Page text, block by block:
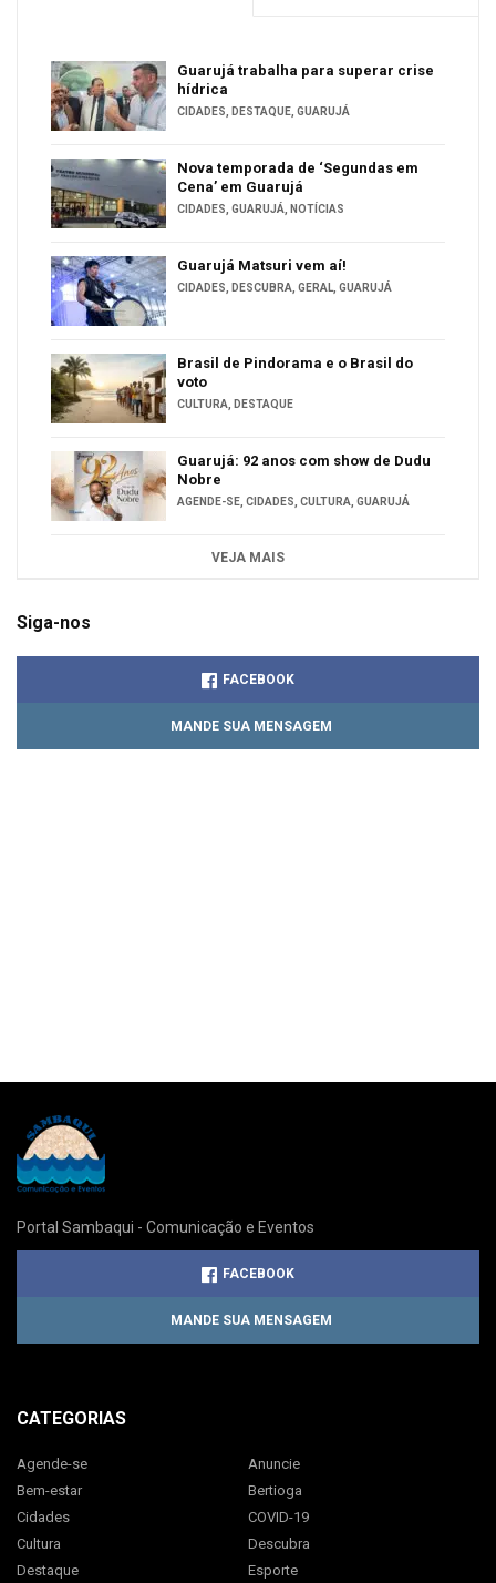
Guarujá trabalha para superar crise
hídrica
CIDADES DESTAQUE GUARUJÁ
Nova temporada de ‘Segundas em
Cena’ em Guarujá
CIDADES GUARUJÁ NOTÍCIAS
Guarujá Matsuri vem aí!
CIDADES DESCUBRA GERAL GUARUJÁ
Brasil de Pindorama e o Brasil do
voto
CULTURA DESTAQUE
Guarujá: 92 anos com show de Dudu
Nobre
AGENDE-SE CIDADES CULTURA GUARUJÁ
VEJA MAIS
Siga-nos
FACEBOOK
MANDE SUA MENSAGEM
Portal Sambaqui - Comunicação e Eventos
FACEBOOK
MANDE SUA MENSAGEM
CATEGORIAS
Agende-se
Anuncie
Bem-estar
Bertioga
Cidades
COVID-19
Cultura
Descubra
Destaque
Esporte